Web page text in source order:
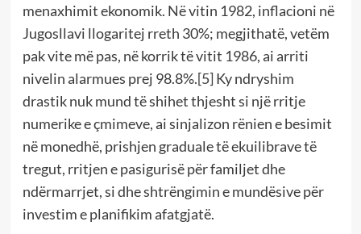
menaxhimit ekonomik. Në vitin 1982, inflacioni në
Jugosllavi llogaritej rreth 30%; megjithatë, vetëm
pak vite më pas, në korrik të vitit 1986, ai arriti
nivelin alarmues prej 98.8%.[5]Ky ndryshim
drastik nuk mund të shihet thjesht si një rritje
numerike e çmimeve, ai sinjalizon rënien e besimit
në monedhë, prishjen graduale të ekuilibrave të
tregut, rritjen e pasigurisë për familjet dhe
ndërmarrjet, si dhe shtrëngimin e mundësive për
investim e planifikim afatgjatë.